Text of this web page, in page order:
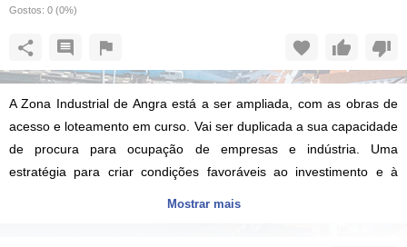
Gostos: 0 (0%)
A Zona Industrial de Angra está a ser ampliada, com as obras de
acesso e loteamento em curso. Vai ser duplicada a sua capacidade
de procura para ocupação de empresas e indústria. Uma
estratégia para criar condições favoráveis ao investimento e à
Mostrar mais